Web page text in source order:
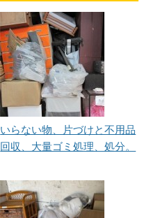
いらない物、片づけと不用品
回収、大量ゴミ処理、処分。